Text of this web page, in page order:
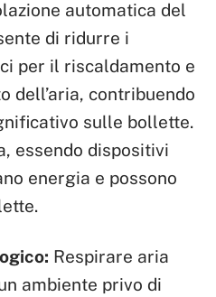
automatica del
di ridurre i
per il riscaldamento e
dell’aria, contribuendo
sulle bollette.
essendo dispositivi
energia e possono
Respirare aria
ambiente privo di